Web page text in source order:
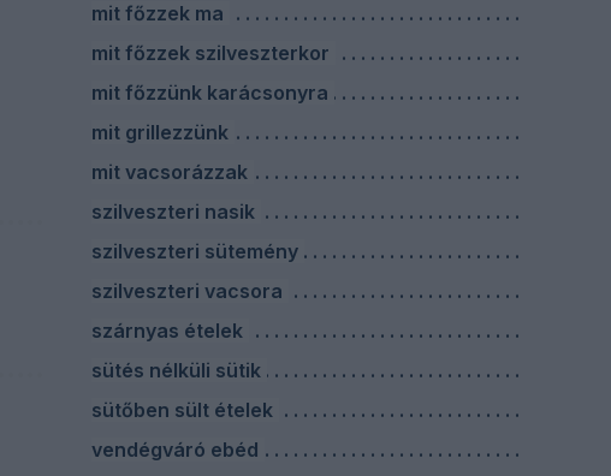
mit főzzek ma
mit főzzek szilveszterkor
mit főzzünk karácsonyra
mit grillezzünk
mit vacsorázzak
szilveszteri nasik
szilveszteri sütemény
szilveszteri vacsora
szárnyas ételek
sütés nélküli sütik
sütőben sült ételek
vendégváró ebéd